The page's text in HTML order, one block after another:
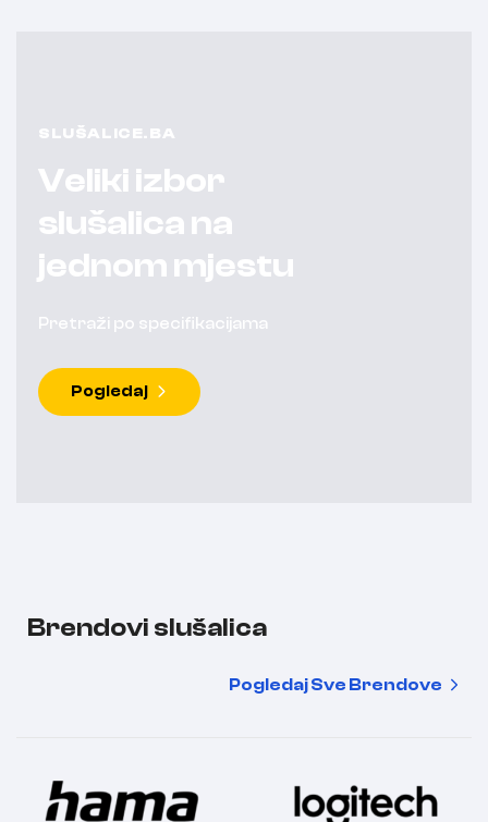
SLUŠALICE.BA
Veliki izbor
slušalica na
jednom mjestu
Pretraži po specifikacijama
Pogledaj
Brendovi slušalica
Pogledaj Sve Brendove